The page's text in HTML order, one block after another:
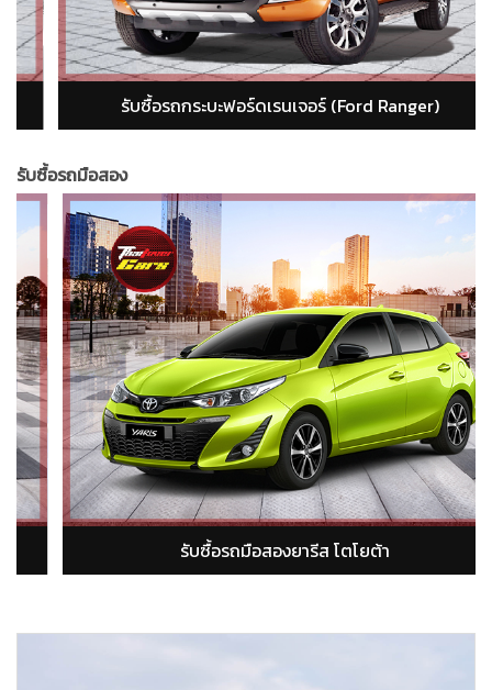
รับซื้อรถกระบะอีซูซุ ดีแม็ก (isuzu dmax)
รับซื้อรถมือสอง
รับซื้อรถมือสองอัลติส โตโยต้า